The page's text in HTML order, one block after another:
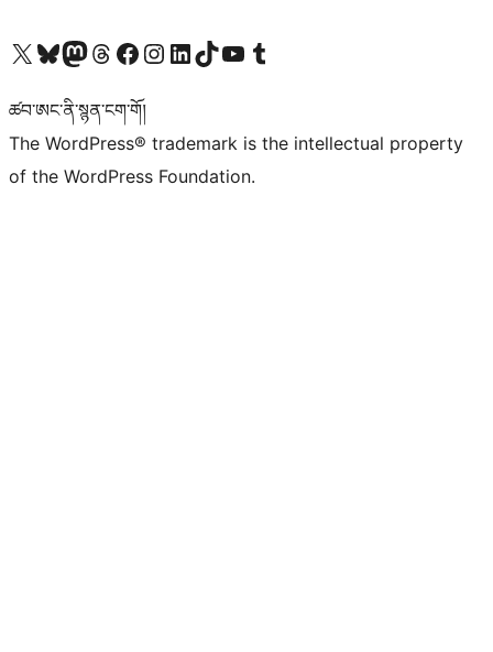
Visit our X (formerly Twitter) account
Visit our Bluesky account
Visit our Mastodon account
Visit our Threads account
Visit our Facebook page
Visit our Instagram account
Visit our LinkedIn account
Visit our TikTok account
Visit our YouTube channel
Visit our Tumblr account
ཚབ་ཨང་ནི་སྙན་ངག་གོ།
The WordPress® trademark is the intellectual property
of the WordPress Foundation.